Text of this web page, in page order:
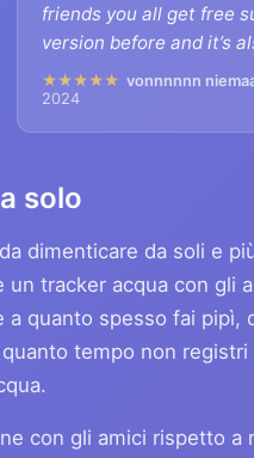
friends you all get free
version before and it’s
★★★★★ vonnnnnn
2024
solo
dimenticare da soli e
tracker acqua con gli
a quanto spesso fai pipì,
tempo non
con gli amici rispetto a